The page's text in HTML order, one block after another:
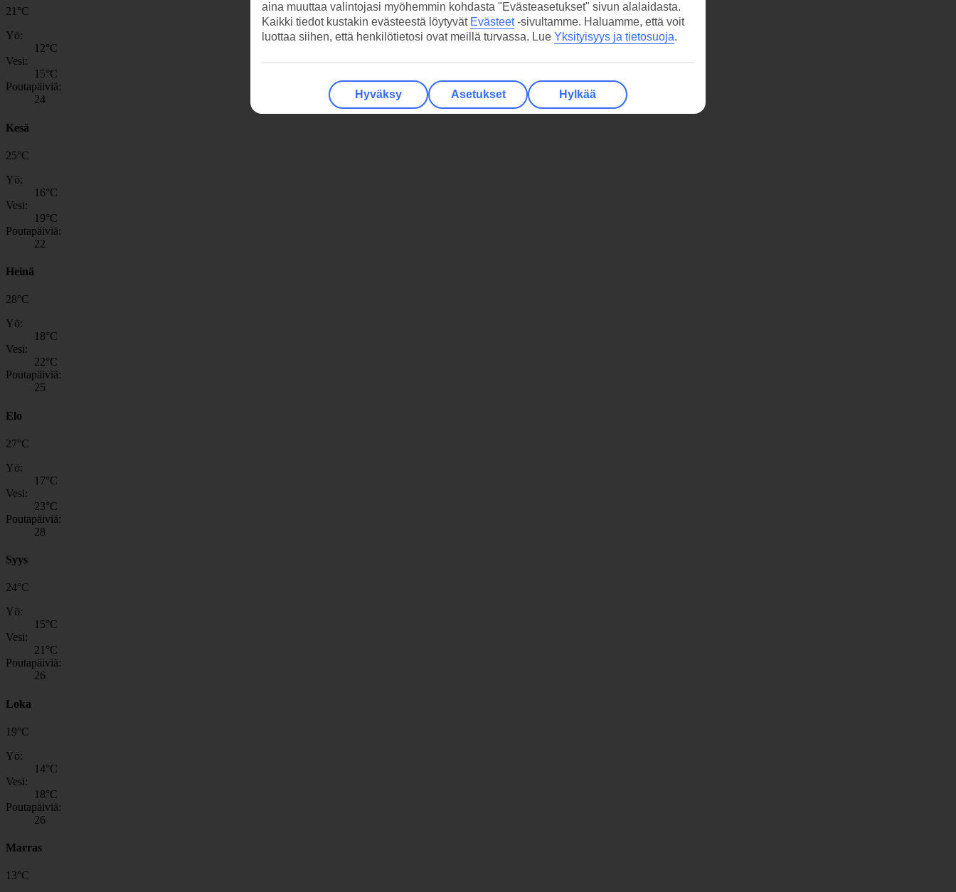
21 °C
Yö:
12°C
Vesi:
15°C
Poutapäiviä:
24
Kesä
25°C
Yö:
16°C
Vesi:
19°C
Poutapäiviä:
22
Heinä
28°C
Yö:
18°C
Vesi:
22°C
Poutapäiviä:
25
Elo
27°C
Yö:
17°C
Vesi:
23°C
Poutapäiviä:
28
Syys
24°C
Yö:
15°C
Vesi:
21°C
Poutapäiviä:
26
Loka
19°C
Yö:
14°C
Vesi:
18°C
Poutapäiviä:
26
Marras
13°C
aina muuttaa valintojasi myöhemmin kohdasta "Evästeasetukset" sivun alalaidasta.
Kaikki tiedot kustakin evästeestä löytyvät Evästeet-sivultamme. Haluamme, että voit
luottaa siihen, että henkilötietosi ovat meillä turvassa. Lue Yksityisyys ja tietosuoja.
Hyväksy Asetukset Hylkää